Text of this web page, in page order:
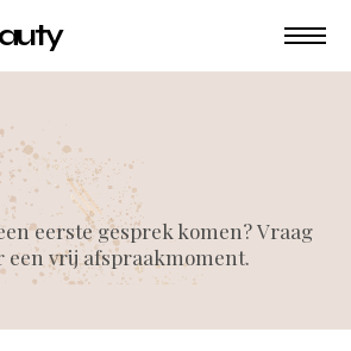
eerste gesprek komen? Vraag
een vrij afspraakmoment.